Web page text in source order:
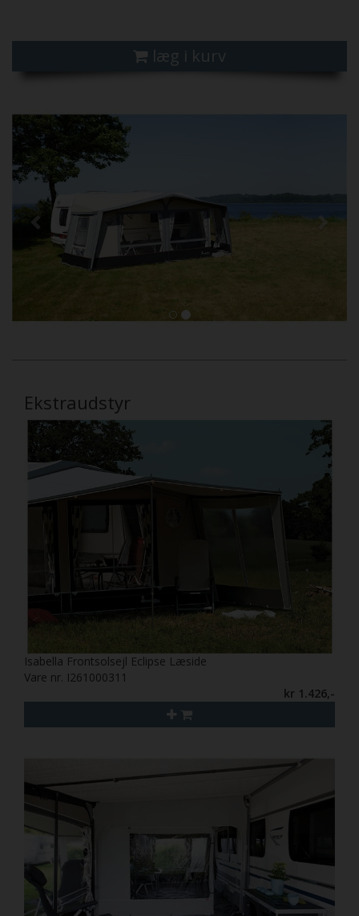
læg i kurv
Ekstraudstyr
Isabella Frontsolsejl Eclipse Læside
Vare nr. I261000311
kr 1.426,-